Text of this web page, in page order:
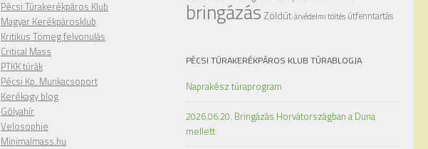
bringázás Zöldútárvédelmi töltés útfenntartás
PÉCSI TÚRAKERÉKPÁROS KLUB TÚRABLOGJA
Naprakész túraprogram
2026.06.20. Bringázás Horvátországban a Duna
mellett
Pécsi Túrakerékpáros Klub
Magyar Kerékpárosklub
Kritikus Tömeg felvonulás
Critical Mass
PTKK túrák
Pécsi Kp. Munkacsoport
Kerékagy blog
Gólyahír
Velosophie
Minimalmass.hu